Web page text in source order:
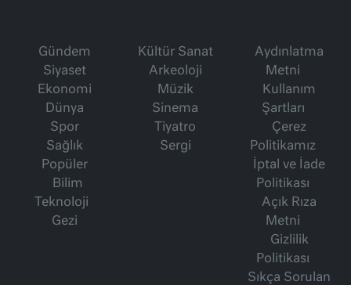
Gündem
Siyaset
Ekonomi
Dünya
Spor
Sağlık
Popüler
Bilim
Teknoloji
Gezi
Kültür Sanat
Arkeoloji
Müzik
Sinema
Tiyatro
Sergi
Aydınlatma
Metni
Kullanım
Şartları
Çerez
Politikamız
İptal ve İade
Politikası
Açık Rıza
Metni
Gizlilik
Politikası
Sıkça Sorulan